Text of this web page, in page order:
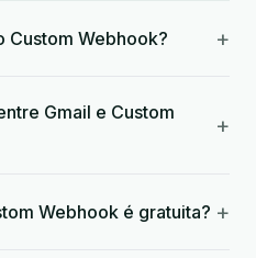
Custom Webhook? +
Gmail e Custom
+
Webhook é gratuita? +